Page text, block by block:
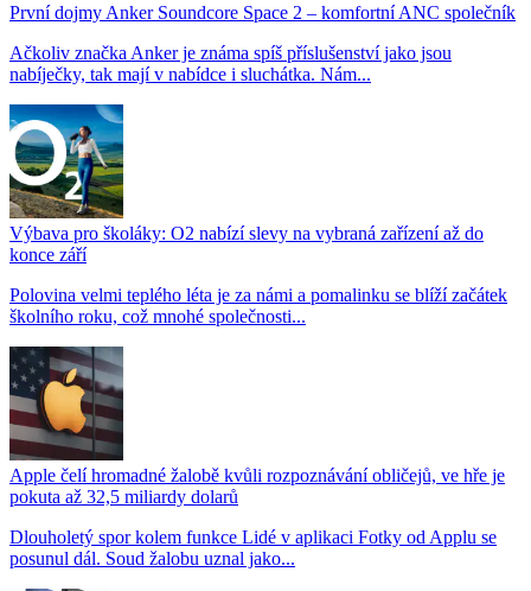
První dojmy Anker Soundcore Space 2 – komfortní ANC společník
Ačkoliv značka Anker je známa spíš příslušenství jako jsou
nabíječky, tak mají v nabídce i sluchátka. Nám...
Výbava pro školáky: O2 nabízí slevy na vybraná zařízení až do
konce září
Polovina velmi teplého léta je za námi a pomalinku se blíží začátek
školního roku, což mnohé společnosti...
Apple čelí hromadné žalobě kvůli rozpoznávání obličejů, ve hře je
pokuta až 32,5 miliardy dolarů
Dlouholetý spor kolem funkce Lidé v aplikaci Fotky od Applu se
posunul dál. Soud žalobu uznal jako...